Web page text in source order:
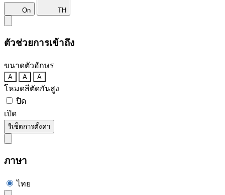
On TH
ตัวช่วยการเข้าถึง
ขนาดตัวอักษร
A A A
โหมดสีตัดกันสูง
ปิด
เปิด
รีเซ็ตการตั้งค่า
ภาษา
ไทย